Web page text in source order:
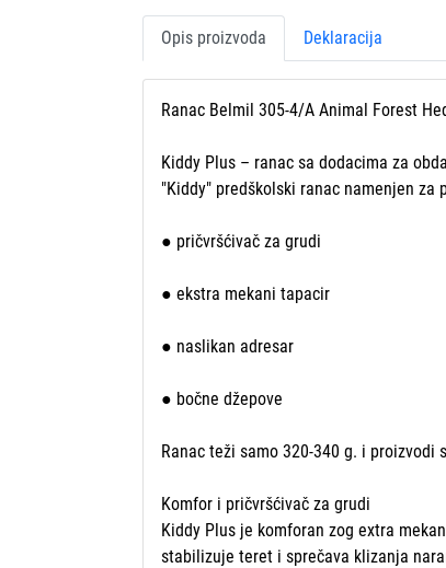
Opis proizvoda Deklaracija
Ranac Belmil 305-4/A Animal Forest
Kiddy Plus – ranac sa dodacima za
"Kiddy" predškolski ranac namenjen
● pričvršćivač za grudi
● ekstra mekani tapacir
● naslikan adresar
● bočne džepove
Ranac teži samo 320-340 g. i
Komfor i pričvršćivač za grudi
Kiddy Plus je komforan zog extra
stabilizuje teret i sprečava klizanja